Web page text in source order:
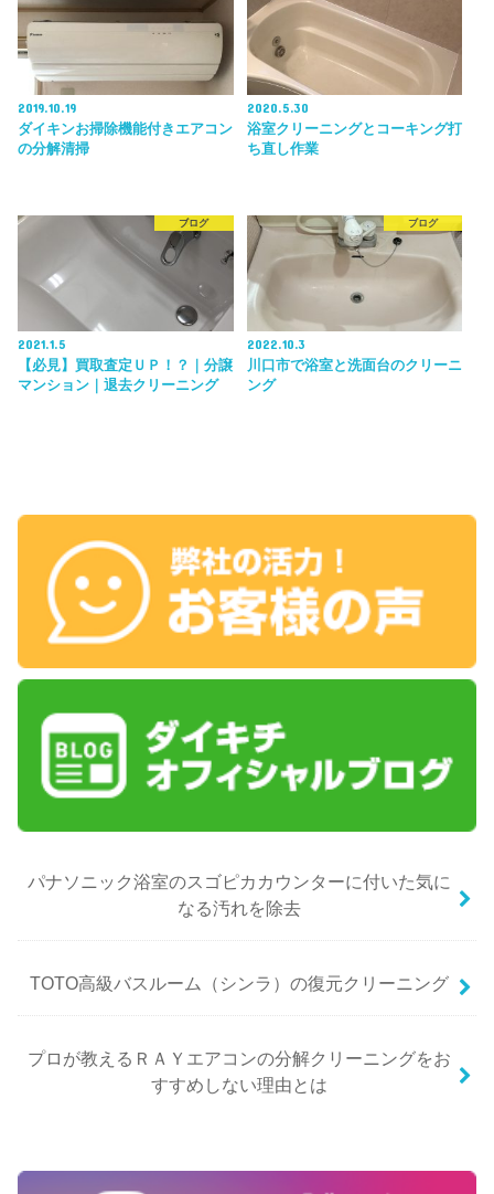
2019.10.19
ダイキンお掃除機能付きエアコン
の分解清掃
2020.5.30
浴室クリーニングとコーキング打
ち直し作業
ブログ
2021.1.5
【必見】買取査定ＵＰ！？｜分譲
マンション｜退去クリーニング
ブログ
2022.10.3
川口市で浴室と洗面台のクリーニ
ング
パナソニック浴室のスゴピカカウンターに付いた気に
なる汚れを除去
TOTO高級バスルーム（シンラ）の復元クリーニング
プロが教えるＲＡＹエアコンの分解クリーニングをお
すすめしない理由とは